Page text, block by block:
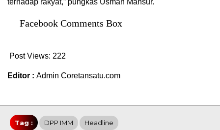
Facebook Comments Box
Post Views: 222
Editor : Admin Coretansatu.com
Tag : DPP IMM Headline